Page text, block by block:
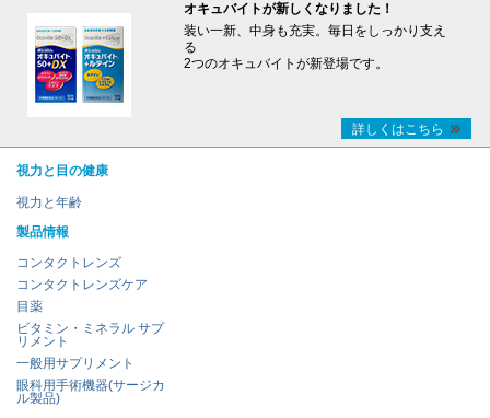
オキュバイトが新しくなりました！
装い一新、中身も充実。毎日をしっかり支え
る
2つのオキュバイトが新登場です。
詳しくはこちら
視力と目の健康
視力と年齢
製品情報
コンタクトレンズ
コンタクトレンズケア
目薬
ビタミン・ミネラル サプ
リメント
一般用サプリメント
眼科用手術機器(サージカ
ル製品)